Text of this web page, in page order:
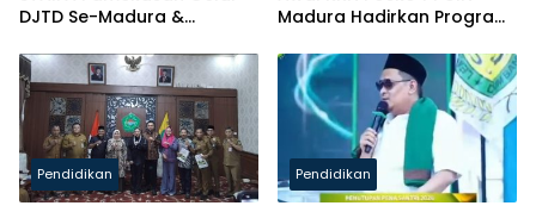
DJTD Se-Madura &
Madura Hadirkan Program
Pendidikan Pendidikan